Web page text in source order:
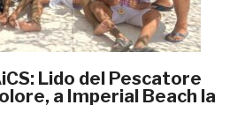
Lido del Pescatore
a Imperial Beach la